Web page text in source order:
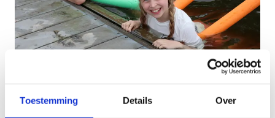
Toestemming Details Over
Praktisch: